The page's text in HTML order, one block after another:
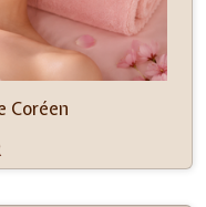
Coréen